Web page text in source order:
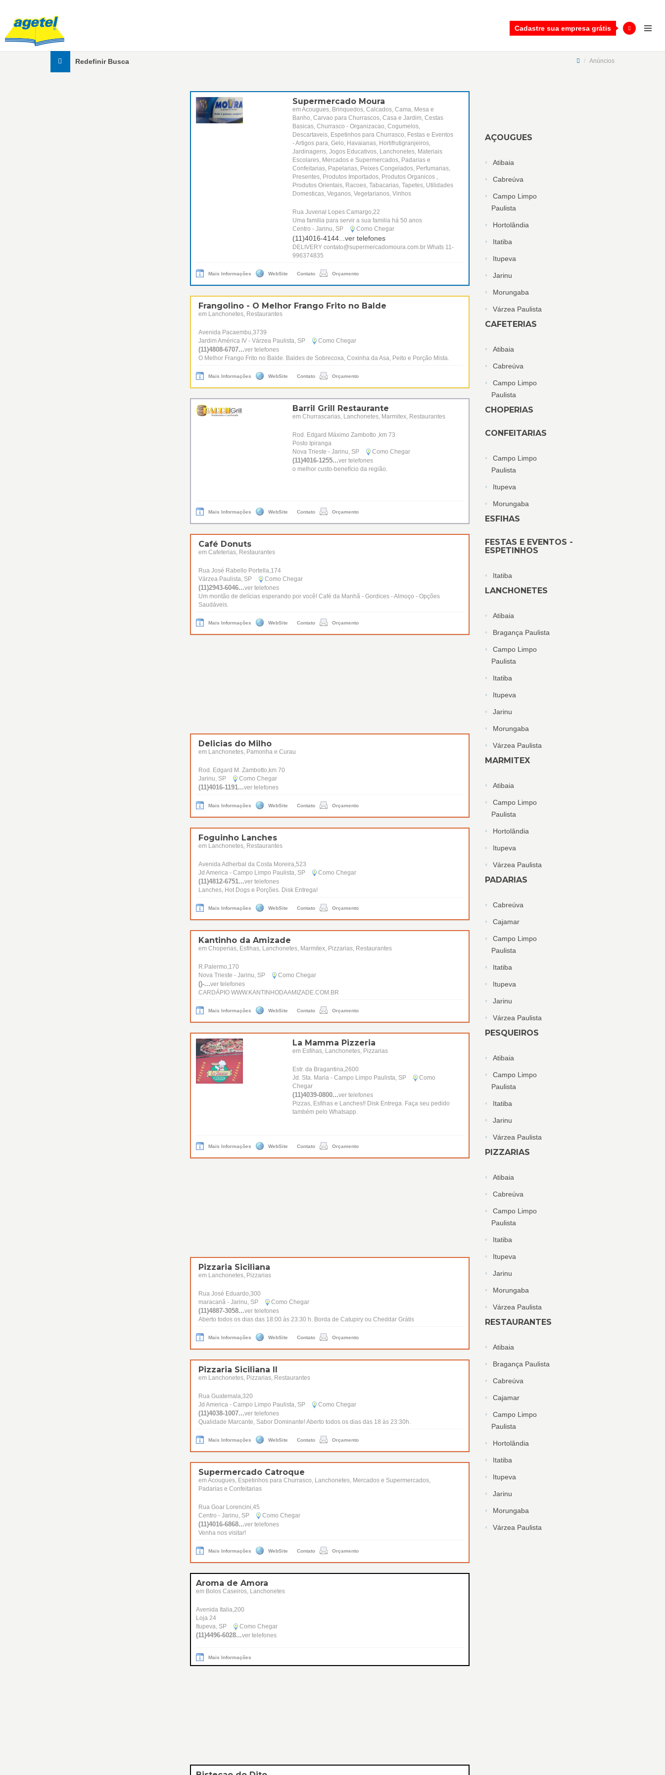
Cadastre sua empresa grátis
Redefinir Busca Anúncios
Supermercado Moura
em Acougues, Brinquedos, Calcados, Cama, Mesa e
Banho, Carvao para Churrascos, Casa e Jardim, Cestas
Basicas, Churrasco - Organizacao, Cogumelos,
Descartaveis, Espetinhos para Churrasco, Festas e Eventos
- Artigos para, Gelo, Havaianas, Hortifrutigranjeiros,
Jardinagens, Jogos Educativos, Lanchonetes, Materiais
Escolares, Mercados e Supermercados, Padarias e
Confeitarias, Papelarias, Peixes Congelados, Perfumarias,
Presentes, Produtos Importados, Produtos Organicos ,
Produtos Orientais, Racoes, Tabacarias, Tapetes, Utilidades
Domesticas, Veganos, Vegetarianos, Vinhos
Rua Juvenal Lopes Camargo,22
Uma familia para servir a sua familia há 50 anos
Centro - Jarinu, SP
Como Chegar
(11)4016-4144...ver telefones
DELIVERY contato@supermercadomoura.com.br Whats 11-
996374835
Mais Informações WebSite Contato Orçamento
Frangolino - O Melhor Frango Frito no Balde
em Lanchonetes, Restaurantes
Avenida Pacaembu,3739
Jardim América IV - Várzea Paulista, SP
Como Chegar
(11)4808-6707...ver telefones
O Melhor Frango Frito no Balde. Baldes de Sobrecoxa, Coxinha da Asa, Peito e Porção Mista.
Mais Informações WebSite Contato Orçamento
Barril Grill Restaurante
em Churrascarias, Lanchonetes, Marmitex, Restaurantes
Rod. Edgard Máximo Zambotto ,km 73
Posto Ipiranga
Nova Trieste - Jarinu, SP
Como Chegar
(11)4016-1255...ver telefones
o melhor custo-benefício da região.
Mais Informações WebSite Contato Orçamento
Café Donuts
em Cafeterias, Restaurantes
Rua José Rabello Portella,174
Várzea Paulista, SP
Como Chegar
(11)2943-6046...ver telefones
Um montão de delícias esperando por você! Café da Manhã - Gordices - Almoço - Opções
Saudáveis.
Mais Informações WebSite Contato Orçamento
Delicias do Milho
em Lanchonetes, Pamonha e Curau
Rod. Edgard M. Zambotto,km 70
Jarinu, SP
Como Chegar
(11)4016-1191...ver telefones
Mais Informações WebSite Contato Orçamento
Foguinho Lanches
em Lanchonetes, Restaurantes
Avenida Adherbal da Costa Moreira,523
Jd America - Campo Limpo Paulista, SP
Como Chegar
(11)4812-6751...ver telefones
Lanches, Hot Dogs e Porções. Disk Entrega!
Mais Informações WebSite Contato Orçamento
Kantinho da Amizade
em Choperias, Esfihas, Lanchonetes, Marmitex, Pizzarias, Restaurantes
R.Palermo,170
Nova Trieste - Jarinu, SP
Como Chegar
()-...ver telefones
CARDÁPIO WWW.KANTINHODAAMIZADE.COM.BR
Mais Informações WebSite Contato Orçamento
La Mamma Pizzeria
em Esfihas, Lanchonetes, Pizzarias
Estr. da Bragantina,2600
Jd. Sta. Maria - Campo Limpo Paulista, SP
Como
Chegar
(11)4039-0800...ver telefones
Pizzas, Esfihas e Lanches!! Disk Entrega. Faça seu pedido
também pelo Whatsapp.
Mais Informações WebSite Contato Orçamento
Pizzaria Siciliana
em Lanchonetes, Pizzarias
Rua José Eduardo,300
maracanã - Jarinu, SP
Como Chegar
(11)4887-3058...ver telefones
Aberto todos os dias das 18:00 às 23:30 h. Borda de Catupiry ou Cheddar Grátis
Mais Informações WebSite Contato Orçamento
Pizzaria Siciliana II
em Lanchonetes, Pizzarias, Restaurantes
Rua Guatemala,320
Jd America - Campo Limpo Paulista, SP
Como Chegar
(11)4038-1007...ver telefones
Qualidade Marcante, Sabor Dominante! Aberto todos os dias das 18 às 23:30h.
Mais Informações WebSite Contato Orçamento
Supermercado Catroque
em Acougues, Espetinhos para Churrasco, Lanchonetes, Mercados e Supermercados,
Padarias e Confeitarias
Rua Goar Lorencini,45
Centro - Jarinu, SP
Como Chegar
(11)4016-6868...ver telefones
Venha nos visitar!
Mais Informações WebSite Contato Orçamento
Aroma de Amora
em Bolos Caseiros, Lanchonetes
Avenida Italia,200
Loja 24
Itupeva, SP
Como Chegar
(11)4496-6028...ver telefones
Mais Informações
AÇOUGUES
Atibaia
Cabreúva
Campo Limpo
Paulista
Hortolândia
Itatiba
Itupeva
Jarinu
Morungaba
Várzea Paulista
CAFETERIAS
Atibaia
Cabreúva
Campo Limpo
Paulista
CHOPERIAS
CONFEITARIAS
Campo Limpo
Paulista
Itupeva
Morungaba
ESFIHAS
FESTAS E EVENTOS -
ESPETINHOS
Itatiba
LANCHONETES
Atibaia
Bragança Paulista
Campo Limpo
Paulista
Itatiba
Itupeva
Jarinu
Morungaba
Várzea Paulista
MARMITEX
Atibaia
Campo Limpo
Paulista
Hortolândia
Itupeva
Várzea Paulista
PADARIAS
Cabreúva
Cajamar
Campo Limpo
Paulista
Itatiba
Itupeva
Jarinu
Várzea Paulista
PESQUEIROS
Atibaia
Campo Limpo
Paulista
Itatiba
Jarinu
Várzea Paulista
PIZZARIAS
Atibaia
Cabreúva
Campo Limpo
Paulista
Itatiba
Itupeva
Jarinu
Morungaba
Várzea Paulista
RESTAURANTES
Atibaia
Bragança Paulista
Cabreúva
Cajamar
Campo Limpo
Paulista
Hortolândia
Itatiba
Itupeva
Jarinu
Morungaba
Várzea Paulista